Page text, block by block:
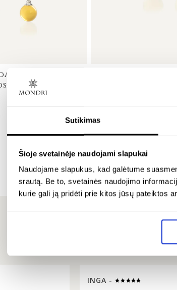
Sutikimas
Šioje svetainėje naudojami slapukai
Naudojame slapukus, kad galėtume
srautą. Be to, svetainės naudojimo
kurie gali ją pridėti prie kitos jūsų pateiktos
auskarai
gintaru – lunar
€58.00
INGA -